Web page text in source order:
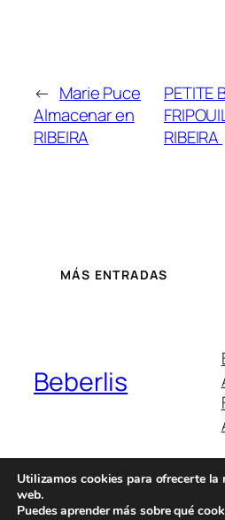
← Marie Puce
Almacenar en
RIBEIRA
PETITE
RIBEIRA
MÁS ENTRADAS
Beberlis
Twenty Twenty-Five
Utilizamos cookies para ofrecerte la
web.
Puedes aprender más sobre qué